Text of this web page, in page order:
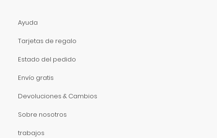
Ayuda
Tarjetas de regalo
Estado del pedido
Envío gratis
Devoluciones & Cambios
Sobre nosotros
trabajos